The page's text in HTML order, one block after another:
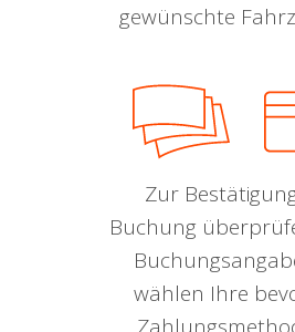
gewünschte
Zur
Buchung
wählen Ihre